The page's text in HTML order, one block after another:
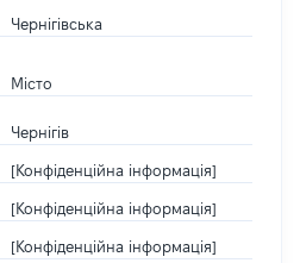
Чернігівська
Місто
Чернігів
[Конфіденційна інформація]
[Конфіденційна інформація]
[Конфіденційна інформація]